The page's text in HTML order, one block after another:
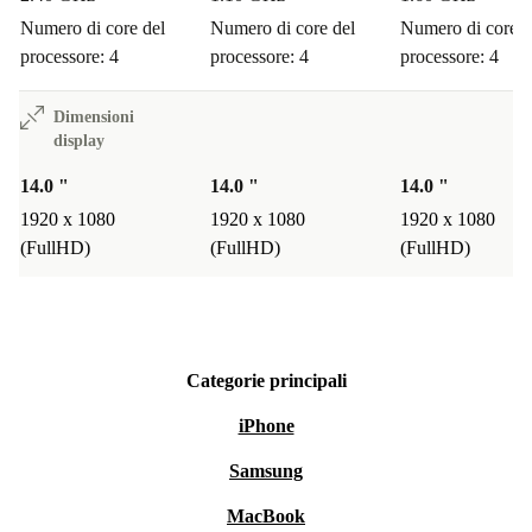
affidabilità a lungo termine.
Reso gratuito entro 30 giorni: se cambi idea, restituisci il
prodotto senza costi aggiuntivi.
Scegli il Dell Latitude 5420 ricondizionato: prestazioni
Numero di core del
processore: 4
Numero di core del
processore: 4
Numero di core
processore: 4
Dimensioni
display
14.0 "
1920 x 1080
(FullHD)
14.0 "
1920 x 1080
(FullHD)
14.0 "
1920 x 1080
(FullHD)
Categorie principali
iPhone
Samsung
MacBook